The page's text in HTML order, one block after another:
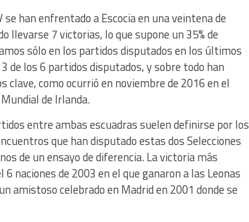
se han enfrentado a Escocia en una veintena de
llevarse 7 victorias, lo que supone un 35% de
sólo en los partidos disputados en los últimos
de los 6 partidos disputados, y sobre todo han
clave, como ocurrió en noviembre de 2016 en el
de Irlanda.
entre ambas escuadras suelen definirse por los
que han disputado estas dos Selecciones
de un ensayo de diferencia. La victoria más
naciones de 2003 en el que ganaron a las Leonas
amistoso celebrado en Madrid en 2001 donde se